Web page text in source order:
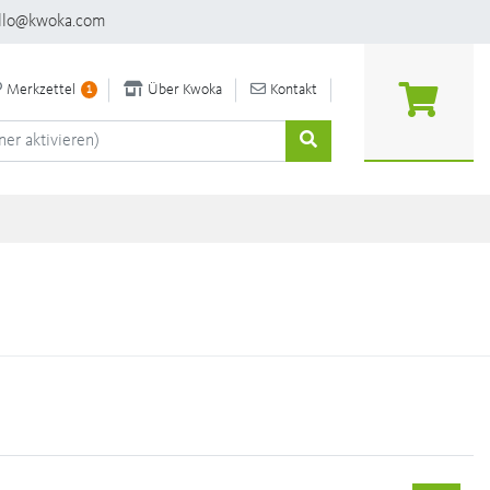
Merkzettel 1 Über Kwoka Kontakt